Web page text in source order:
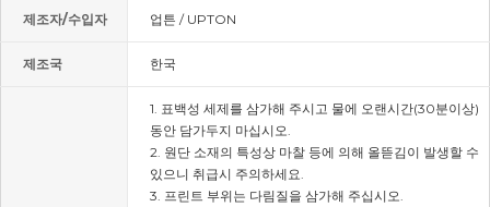
제조자/수입자 업튼 / UPTON
제조국 한국
1. 표백성 세제를 삼가해 주시고 물에 오랜시간(30분이상)
동안 담가두지 마십시오.
2. 원단 소재의 특성상 마찰 등에 의해 올뜯김이 발생할 수
있으니 취급시 주의하세요.
3. 프린트 부위는 다림질을 삼가해 주십시오.